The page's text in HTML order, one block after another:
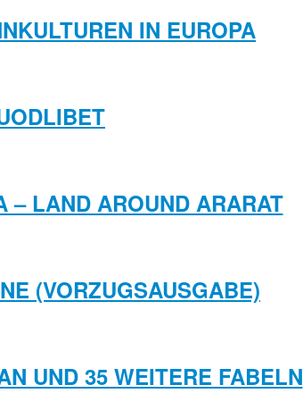
IN EUROPA
– LAND AROUND ARARAT
(VORZUGSAUSGABE)
UND 35 WEITERE FABELN